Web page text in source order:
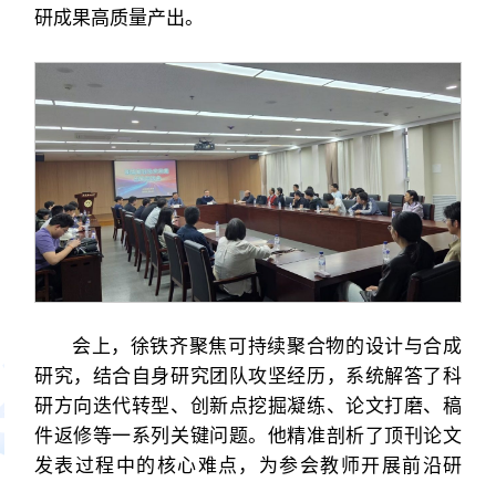
研成果高质量产出。
会上，徐铁齐聚焦可持续聚合物的设计与合成
研究，结合自身研究团队攻坚经历，系统解答了科
研方向迭代转型、创新点挖掘凝练、论文打磨、稿
件返修等一系列关键问题。他精准剖析了顶刊论文
发表过程中的核心难点，为参会教师开展前沿研